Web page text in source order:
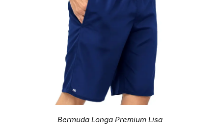
Bermuda Longa Premium Lisa